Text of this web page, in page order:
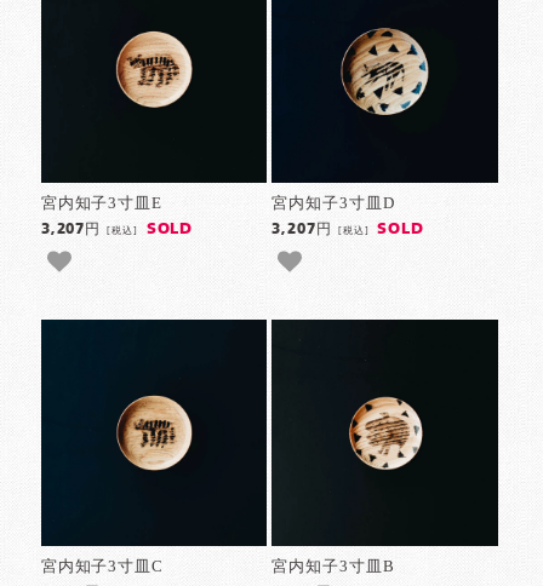
宮内知子3寸皿E
3,207円[税込] SOLD
宮内知子3寸皿D
3,207円 [税込] SOLD
宮内知子3寸皿C 宮内知子3寸皿B